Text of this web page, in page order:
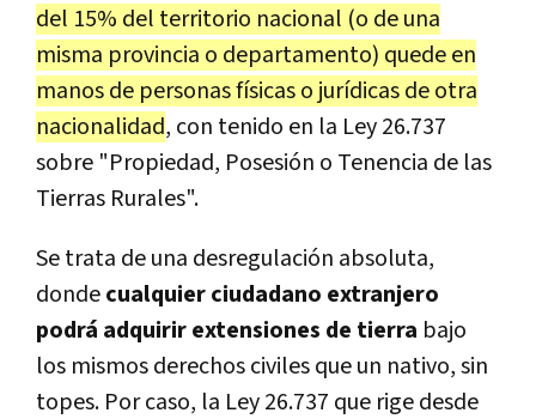
del 15% del territorio nacional (o de una
misma provincia o departamento) quede en
manos de personas físicas o jurídicas de otra
nacionalidad, con tenido en la Ley 26.737
sobre "Propiedad, Posesión o Tenencia de las
Tierras Rurales".
Se trata de una desregulación absoluta,
dondecualquier ciudadano extranjero
podrá adquirir extensiones de tierra bajo
los mismos derechos civiles que un nativo, sin
topes. Por caso, la Ley 26.737 que rige desde